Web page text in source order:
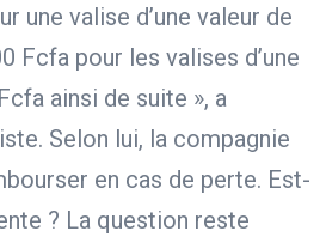
une valise d’une valeur de
Fcfa pour les valises d’une
ainsi de suite », a
Selon lui, la compagnie
en cas de perte. Est-
? La question reste